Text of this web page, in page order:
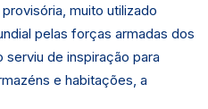
muito utilizado
pelas forças armadas dos
serviu de inspiração para
e habitações, a